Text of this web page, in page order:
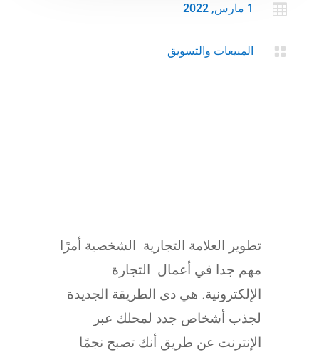
 1 مارس, 2022
 المبيعات والتسويق
تطوير العلامة التجارية الشخصية أمرًا
مهم جدا في أعمال التجارة
الإلكترونية. هي دى الطريقة الجديدة
لجذب أشخاص جدد لمحلك عبر
الإنترنت عن طريق أنك تصبح نجمًا